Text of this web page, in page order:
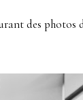
des photos